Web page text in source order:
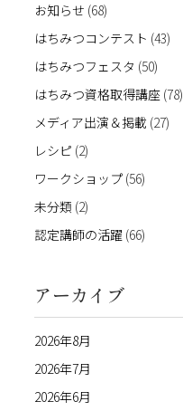
お知らせ (68)
はちみつコンテスト (43)
はちみつフェスタ (50)
はちみつ資格取得講座 (78)
メディア出演＆掲載 (27)
レシピ (2)
ワークショップ (56)
未分類 (2)
認定講師の活躍 (66)
アーカイブ
2026年8月
2026年7月
2026年6月